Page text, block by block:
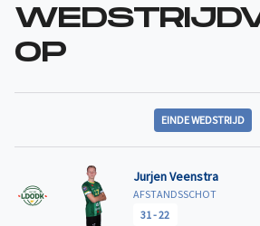
OP
EINDE WEDSTRIJD
Jurjen Veenstra
AFSTANDSSCHOT
31-22